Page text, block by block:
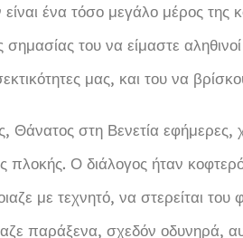
ένα τόσο μεγάλο μέρος της
σημασίας του να είμαστε
μας, και του να
Θάνατος στη Βενετία
Ο διάλογος ήταν
με τεχνητό, να στερείται του
παράξενα, σχεδόν οδυνηρά,